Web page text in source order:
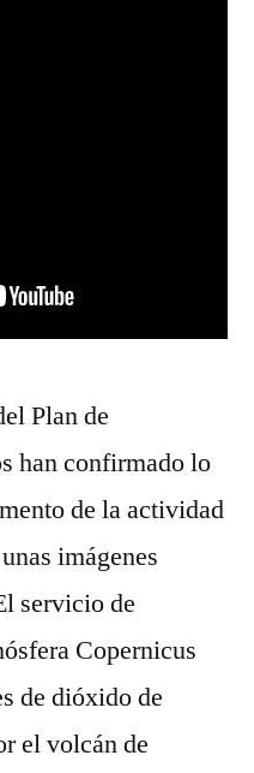
Plan de
han confirmado lo
de la actividad
imágenes
servicio de
Copernicus
de dióxido de
el volcán de